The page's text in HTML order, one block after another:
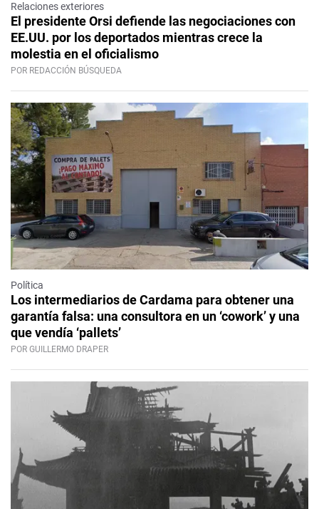
Relaciones exteriores
El presidente Orsi defiende las negociaciones con
EE.UU. por los deportados mientras crece la
molestia en el oficialismo
POR REDACCIÓN BÚSQUEDA
Política
Los intermediarios de Cardama para obtener una
garantía falsa: una consultora en un ‘cowork’ y una
que vendía ‘pallets’
POR GUILLERMO DRAPER